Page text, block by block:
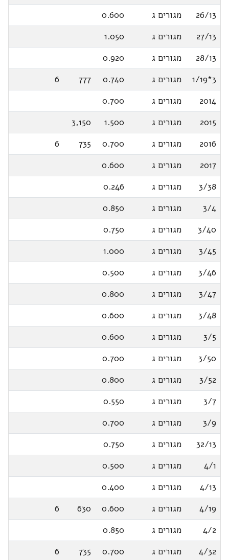
26/13
מגורים ג
0.600
27/13
מגורים ג
1.050
28/13
מגורים ג
0.920
3*1/19
מגורים ג 0.740
777
6
2014
מגורים ג
0.700
2015
מגורים ג 1.500
3,150
2016
מגורים ג 0.700
735
6
2017
מגורים ג
0.600
3/38
מגורים ג
0.246
3/4
מגורים ג
0.850
3/40
מגורים ג
0.750
3/45
מגורים ג
1.000
3/46
מגורים ג
0.500
3/47
מגורים ג
0.800
3/48
מגורים ג
0.600
3/5
מגורים ג
0.600
3/50
מגורים ג
0.700
3/52
מגורים ג
0.800
3/7
מגורים ג
0.550
3/9
מגורים ג
0.700
32/13
מגורים ג
0.750
4/1
מגורים ג
0.500
4/13
מגורים ג
0.400
4/19
מגורים ג 0.600
630
6
4/2
מגורים ג
0.850
4/32
מגורים ג 0.700
735
6